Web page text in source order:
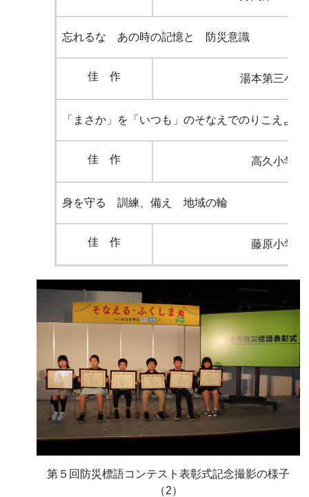
忘れるな あの時の記憶と 防災意識
佳 作 湯本第三小学
「まさか」を「いつも」のそなえでのりこえよう
佳 作 高久小学校
身を守る 訓練、備え 地域の輪
佳 作 藤原小学校
第５回防災標語コンテスト表彰式記念撮影の様子
（2）